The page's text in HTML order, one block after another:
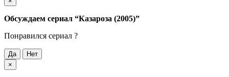
Обсуждаем cериал “Казароза (2005)”
Понравился cериал ?
Да
Нет
×